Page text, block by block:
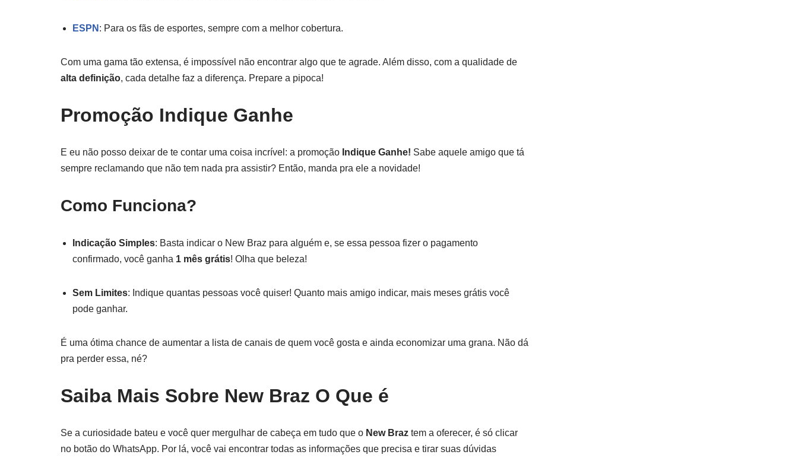
ESPN : Para os fãs de esportes, sempre com a melhor cobertura.
Com uma gama tão extensa, é impossível não encontrar algo que te agrade. Além disso, com a qualidade de
alta definição, cada detalhe faz a diferença. Prepare a pipoca!
Promoção Indique Ganhe
E eu não posso deixar de te contar uma coisa incrível: a promoção Indique Ganhe! Sabe aquele amigo que tá
sempre reclamando que não tem nada pra assistir? Então, manda pra ele a novidade!
Como Funciona?
Indicação Simples: Basta indicar o New Braz para alguém e, se essa pessoa fizer o pagamento
confirmado, você ganha 1 mês grátis! Olha que beleza!
Sem Limites: Indique quantas pessoas você quiser! Quanto mais amigo indicar, mais meses grátis você
pode ganhar.
É uma ótima chance de aumentar a lista de canais de quem você gosta e ainda economizar uma grana. Não dá
pra perder essa, né?
Saiba Mais Sobre New Braz O Que é
Se a curiosidade bateu e você quer mergulhar de cabeça em tudo que o New Braz tem a oferecer, é só clicar
no botão do WhatsApp. Por lá, você vai encontrar todas as informações que precisa e tirar suas dúvidas